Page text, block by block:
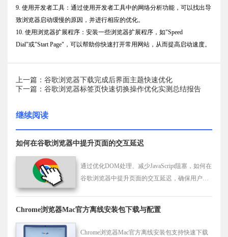
9. 使用开发者工具：通过使用开发者工具中的网络分析功能，可以找出导
致浏览器启动缓慢的原因，并进行相应的优化。
10. 使用浏览器扩展程序：安装一些浏览器扩展程序，如"Speed
Dial"或"Start Page"，可以帮助你快速打开常用网站，从而提高启动速度。
上一篇：谷歌浏览器下载完成后界面主题快速优化
下一篇：谷歌浏览器标签页快速切换操作优化实测总结报告
继续阅读
如何在谷歌浏览器中提升页面的交互延迟
通过优化DOM处理、减少JavaScript阻塞，如何在
谷歌浏览器中提升页面的交互延迟，确保用户快
Chrome浏览器Mac官方离线安装包下载与配置
Chrome浏览器Mac官方离线安装包支持快速下载